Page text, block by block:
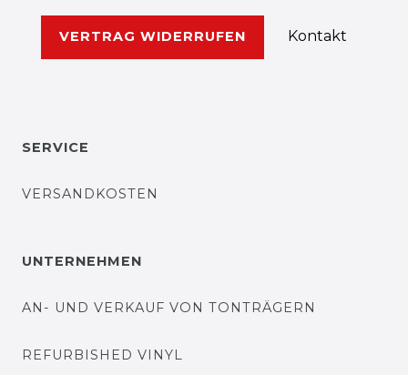
VERTRAG WIDERRUFEN Kontakt
SERVICE
VERSANDKOSTEN
UNTERNEHMEN
AN- UND VERKAUF VON TONTRÄGERN
REFURBISHED VINYL